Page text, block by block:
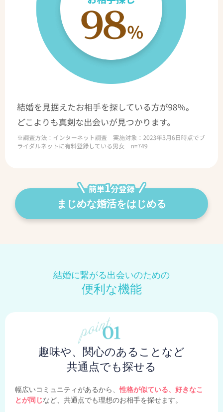
まじめな婚活をはじめる
結婚に繋がる出会いのための
便利な機能
趣味や、関心のあることなど
共通点でも探せる
幅広いコミュニティがあるから、性格が似ている、好きなこ
とが同じなど、共通点でも理想のお相手を探せます。